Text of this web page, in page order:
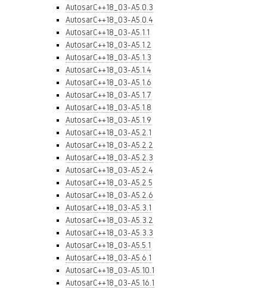
AutosarC++18_03-A5.0.3
AutosarC++18_03-A5.0.4
AutosarC++18_03-A5.1.1
AutosarC++18_03-A5.1.2
AutosarC++18_03-A5.1.3
AutosarC++18_03-A5.1.4
AutosarC++18_03-A5.1.6
AutosarC++18_03-A5.1.7
AutosarC++18_03-A5.1.8
AutosarC++18_03-A5.1.9
AutosarC++18_03-A5.2.1
AutosarC++18_03-A5.2.2
AutosarC++18_03-A5.2.3
AutosarC++18_03-A5.2.4
AutosarC++18_03-A5.2.5
AutosarC++18_03-A5.2.6
AutosarC++18_03-A5.3.1
AutosarC++18_03-A5.3.2
AutosarC++18_03-A5.3.3
AutosarC++18_03-A5.5.1
AutosarC++18_03-A5.6.1
AutosarC++18_03-A5.10.1
AutosarC++18_03-A5.16.1